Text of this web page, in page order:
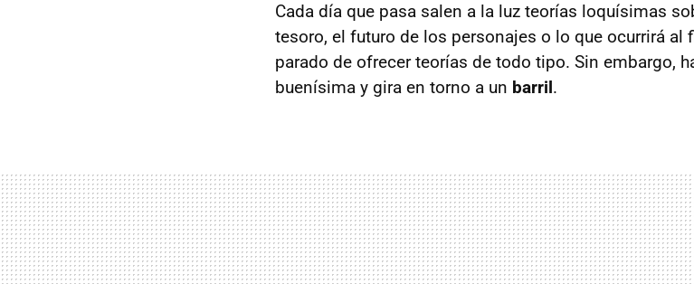
Cada día que pasa salen a la luz teorías loquísimas
tesoro, el futuro de los personajes o lo que ocurrirá al
parado de ofrecer teorías de todo tipo. Sin embargo,
buenísima y gira en torno a un barril.